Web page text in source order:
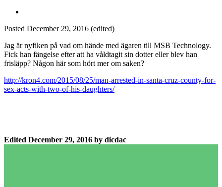
Posted December 29, 2016 (edited)
Jag är nyfiken på vad om hände med ägaren till MSB Technology.
Fick han fängelse efter att ha våldtagit sin dotter eller blev han
frisläpp? Någon här som hört mer om saken?
http://kron4.com/2015/08/25/man-arrested-in-santa-cruz-county-for-
sex-acts-with-two-of-his-daughters/
Edited December 29, 2016 by dicdac